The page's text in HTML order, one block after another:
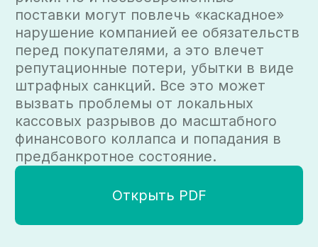
+7 (495) 134 14 44
Соцсети
Адрес
Дмитровский переулок, 9,
3-й этаж
Российская Федерация